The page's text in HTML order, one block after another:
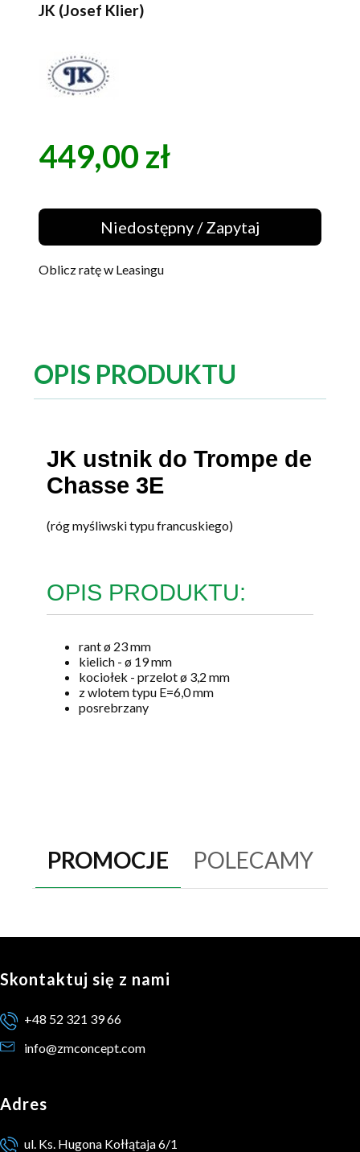
JK (Josef Klier)
Cena
449,00 zł
Niedostępny / Zapytaj
Oblicz ratę w Leasingu
OPIS PRODUKTU
JK ustnik do Trompe de
Chasse 3E
(róg myśliwski typu francuskiego)
OPIS PRODUKTU:
rant ø 23 mm
kielich - ø 19 mm
kociołek - przelot ø 3,2 mm
z wlotem typu E=6,0 mm
posrebrzany
PROMOCJE POLECAMY
Skontaktuj się z nami
+48 52 321 39 66
info@zmconcept.com
Adres
ul. Ks. Hugona Kołłątaja 6/1